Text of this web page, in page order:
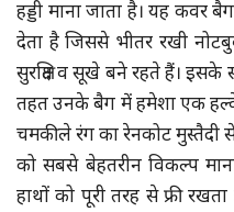
हड्डी माना जाता है। यह कवर
देता है जिससे भीतर रखी
सुरक्षित व सूखे बने रहते हैं। इसके
तहत उनके बैग में हमेशा एक
चमकीले रंग का रेनकोट मुस्तैदी
को सबसे बेहतरीन विकल्प
हाथों को पूरी तरह से फ्री